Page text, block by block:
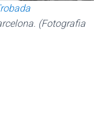
(Fotografia